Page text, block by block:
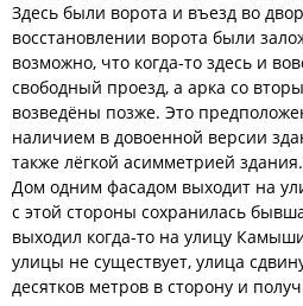
Здесь были ворота и въезд во
восстановлении ворота были
возможно, что когда-то здесь и
свободный проезд, а арка со
возведёны позже. Это
наличием в довоенной версии
также лёгкой асимметрией здания.
Дом одним фасадом выходит на
с этой стороны сохранилась
выходил когда-то на улицу
улицы не существует, улица
десятков метров в сторону и